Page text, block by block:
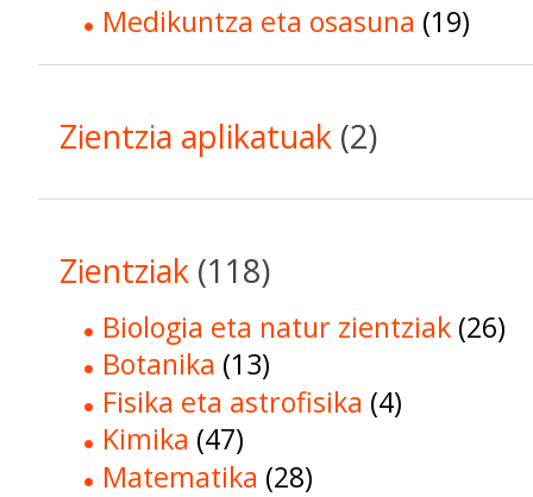
Medikuntza eta osasuna (19)
Zientzia aplikatuak (2)
Zientziak (118)
Biologia eta natur zientziak (26)
Botanika (13)
Fisika eta astrofisika (4)
Kimika (47)
Matematika (28)